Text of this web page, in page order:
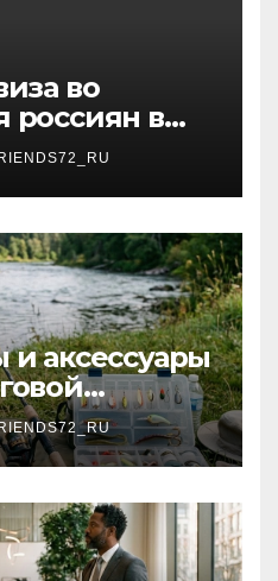
во
в
от 3 дней
аксессуары
и